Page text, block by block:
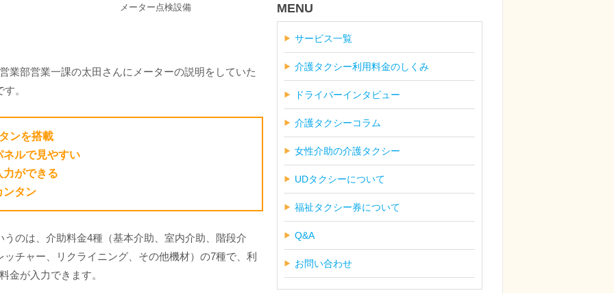
メーター点検設備
業部営業一課の太田さんにメーターの説明をしていた
。
ンを搭載
ルで見やすい
ができる
ンタン
のは、介助料金4種（基本介助、室内介助、階段介
チャー、リクライニング、その他機材）の7種で、利
金が入力できます。
MENU
サービス一覧
介護タクシー利用料金のしくみ
ドライバーインタビュー
介護タクシーコラム
女性介助の介護タクシー
UDタクシーについて
福祉タクシー券について
Q&A
お問い合わせ